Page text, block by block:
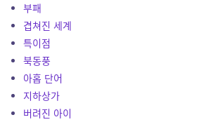
부패
겹쳐진 세계
특이점
북동풍
아홉 단어
지하상가
버려진 아이